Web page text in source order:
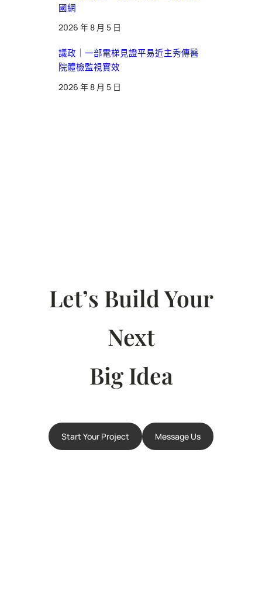
國網
2026 年 8 月 5 日
議政｜一部電梯見證平易近主秀傳醫
院體檢監視實效
2026 年 8 月 5 日
Let’s Build Your
Next
Big Idea
Start Your Project Message Us